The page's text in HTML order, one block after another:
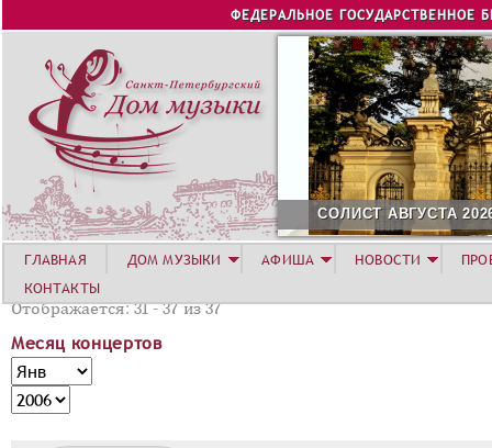
Jump to navigation
ФЕДЕРАЛЬНОЕ ГОСУДАРСТВЕННОЕ
СОЛИСТ АВГУСТА 2026
Отображается: 31 - 37 из 37
Месяц концертов
М
е
с
М
е
с
Г
о
ГЛАВНАЯ ДОМ МУЗЫКИ АФИША НОВОСТИ
КОНТАКТЫ